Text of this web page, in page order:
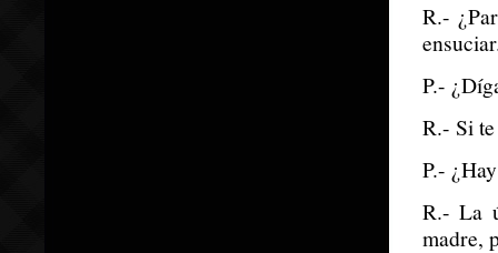
R.-
P.-
R.- Si
P.-
R.- La
madre,